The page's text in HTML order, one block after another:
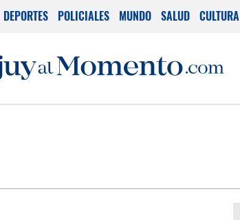
DEPORTES POLICIALES MUNDO SALUD CULTURA